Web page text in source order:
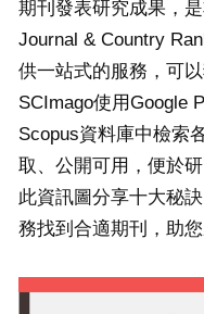
期刊發表研究成果，
Journal & Country
供一站式的服務，可
SCImago使用Google
Scopus資料庫中檢索
取、公開可用，便於
此資訊圖分享十大秘
務找到合適期刊，助您